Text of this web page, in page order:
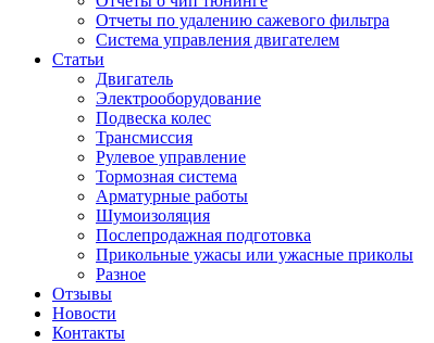
Отчеты по удалению сажевого фильтра
Система управления двигателем
Статьи
Двигатель
Электрооборудование
Подвеска колес
Трансмиссия
Рулевое управление
Тормозная система
Арматурные работы
Шумоизоляция
Послепродажная подготовка
Прикольные ужасы или ужасные приколы
Разное
Отзывы
Новости
Контакты